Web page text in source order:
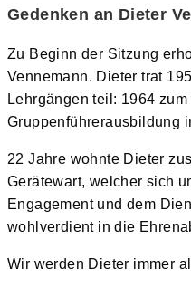
Gedenken an Dieter
Zu Beginn der Sitzung
Vennemann. Dieter trat
Lehrgängen teil: 1964
Gruppenführerausbildung
22 Jahre wohnte Dieter
Gerätewart, welcher sich
Engagement und dem
wohlverdient in die
Wir werden Dieter immer